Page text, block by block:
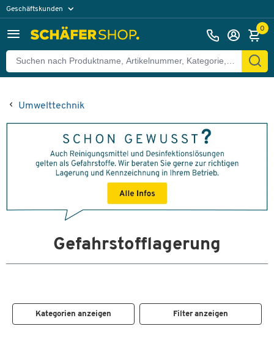
Geschäftskunden
0
Umwelttechnik
Gefahrstofflagerung
Kategorien anzeigen Filter anzeigen